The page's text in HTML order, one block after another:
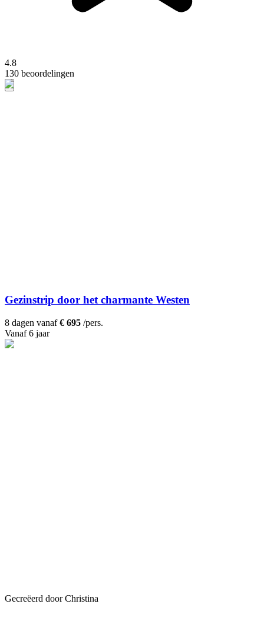
4.8
130 beoordelingen
Gezinstrip door het charmante Westen
8 dagen vanaf€ 695 /pers.
Vanaf 6 jaar
Gecreëerd door Christina